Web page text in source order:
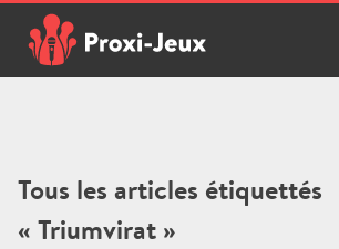
content
Tous les articles étiquettés
« Triumvirat »